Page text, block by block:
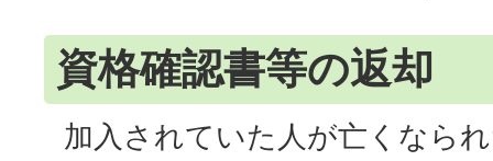
資格確認書等の返却
加入されていた人が亡くなら